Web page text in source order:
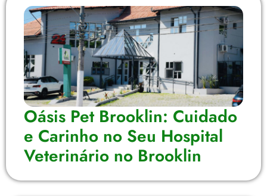
Oásis Pet Brooklin: Cuidado
e Carinho no Seu Hospital
Veterinário no Brooklin